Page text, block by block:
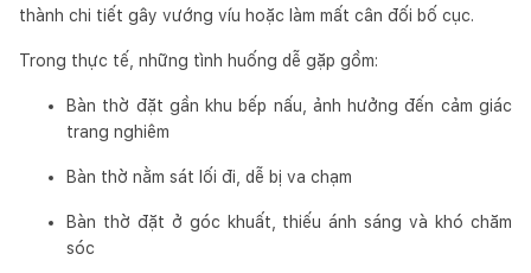
thành chi tiết gây vướng víu hoặc làm mất cân đối bố cục.
Trong thực tế, những tình huống dễ gặp gồm:
Bàn thờ đặt gần khu bếp nấu, ảnh hưởng đến cảm giác
trang nghiêm
Bàn thờ nằm sát lối đi, dễ bị va chạm
Bàn thờ đặt ở góc khuất, thiếu ánh sáng và khó chăm
sóc